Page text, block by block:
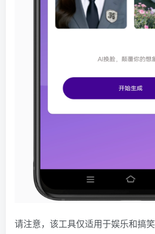
请注意，该工具仅适用于娱乐和搞